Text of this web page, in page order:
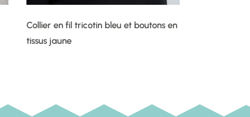
Collier en fil tricotin bleu et boutons en
tissus jaune